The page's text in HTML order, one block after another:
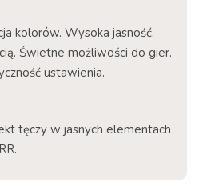
kolorów. Wysoka jasność.
Świetne możliwości do gier.
ustawienia.
tęczy w jasnych elementach